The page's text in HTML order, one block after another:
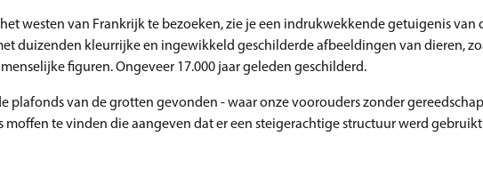
westen van Frankrijk te bezoeken, zie je een indrukwekkende getuigenis van
duizenden kleurrijke en ingewikkeld geschilderde afbeeldingen van dieren,
figuren. Ongeveer 17.000 jaar geleden geschilderd.
plafonds van de grotten gevonden - waar onze voorouders zonder
te vinden die aangeven dat er een steigerachtige structuur werd